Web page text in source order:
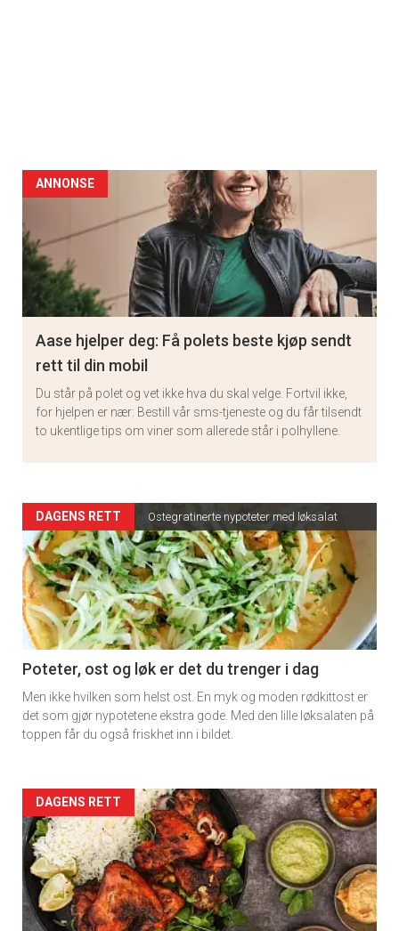
ANNONSE
Aase hjelper deg: Få polets beste kjøp sendt
rett til din mobil
Du står på polet og vet ikke hva du skal velge. Fortvil ikke,
for hjelpen er nær: Bestill vår sms-tjeneste og du får tilsendt
to ukentlige tips om viner som allerede står i polhyllene.
Artikler
detail
-
section
11
DAGENS RETT Ostegratinerte nypoteter med løksalat
Poteter, ost og løk er det du trenger i dag
Men ikke hvilken som helst ost. En myk og moden rødkittost er
det som gjør nypotetene ekstra gode. Med den lille løksalaten på
toppen får du også friskhet inn i bildet.
Artikler
detail
-
section
DAGENS RETT